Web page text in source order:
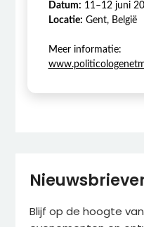
Datum: 11–12 juni
Locatie: Gent, België
Meer informatie:
Blijf op de hoogte